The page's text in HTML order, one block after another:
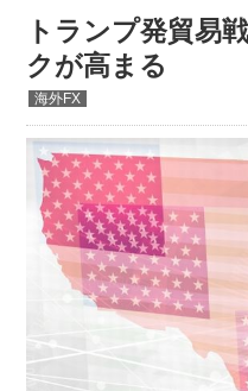
トランプ発貿易
クが高まる
海外FX